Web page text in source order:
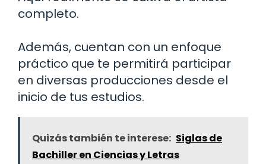
completo.
Además, cuentan con un enfoque
práctico que te permitirá participar
en diversas producciones desde el
inicio de tus estudios.
Quizás también te interese: Siglas de
Bachiller en Ciencias y Letras